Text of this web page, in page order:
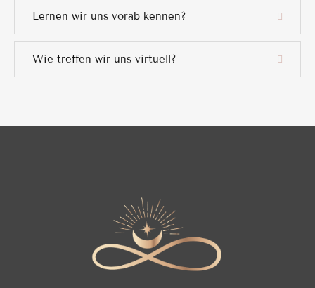
Lernen wir uns vorab kennen?
Wie treffen wir uns virtuell?